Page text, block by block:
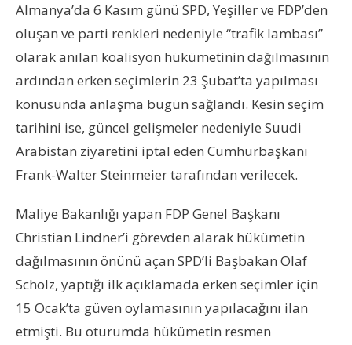
Almanya’da 6 Kasım günü SPD, Yeşiller ve FDP’den
oluşan ve parti renkleri nedeniyle “trafik lambası”
olarak anılan koalisyon hükümetinin dağılmasının
ardından erken seçimlerin 23 Şubat’ta yapılması
konusunda anlaşma bugün sağlandı. Kesin seçim
tarihini ise, güncel gelişmeler nedeniyle Suudi
Arabistan ziyaretini iptal eden Cumhurbaşkanı
Frank-Walter Steinmeier tarafından verilecek.
Maliye Bakanlığı yapan FDP Genel Başkanı
Christian Lindner’i görevden alarak hükümetin
dağılmasının önünü açan SPD’li Başbakan Olaf
Scholz, yaptığı ilk açıklamada erken seçimler için
15 Ocak’ta güven oylamasının yapılacağını ilan
etmişti. Bu oturumda hükümetin resmen